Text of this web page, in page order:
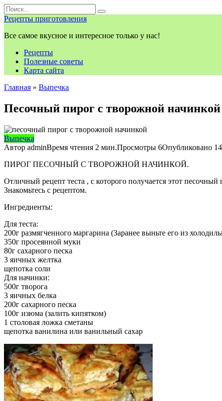
Перейти
к
контенту
Search
for:
Рецепты приготовления
Все самое вкусное и интересное только у нас!
Рецепты
Полезные советы
Карта сайта
Главная » Выпечка
Песочный пирог с творожной начинкой
Выпечка
Автор adminВремя чтения 2 мин.Просмотры 6Опубликовано
ПИРОГ ПЕСОЧНЫЙ С ТВОРОЖНОЙ НАЧИНКОЙ.
Отличный рецепт теста , с которого получается этот
Знакомьтесь с рецептом.
Ингредиенты:
Для теста:
200г размягченного маргарина (Заранее выньте его из
350г просеянной муки
80г сахарного песка
3 яичных желтка
щепотка соли
Для начинки:
500г творога
3 яичных белка
200г сахарного песка
100г изюма (залить кипятком)
1 столовая ложка сметаны
щепотка ванилина или ванильный сахар